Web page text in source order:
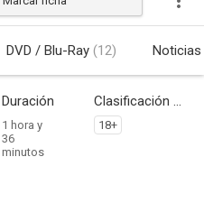
DVD / Blu-Ray (12) Noticias
Duración
1 hora y
36
minutos
Clasificación por edades
18+